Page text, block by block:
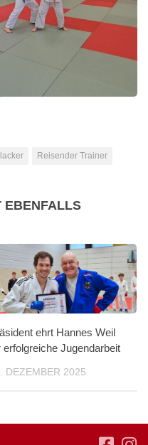
Reisender Trainer
EBENFALLS
ehrt Hannes Weil
erfolgreiche Jugendarbeit
DEZEMBER 2025